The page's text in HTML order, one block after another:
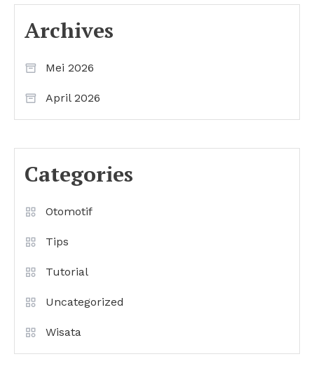
Archives
Mei 2026
April 2026
Categories
Otomotif
Tips
Tutorial
Uncategorized
Wisata